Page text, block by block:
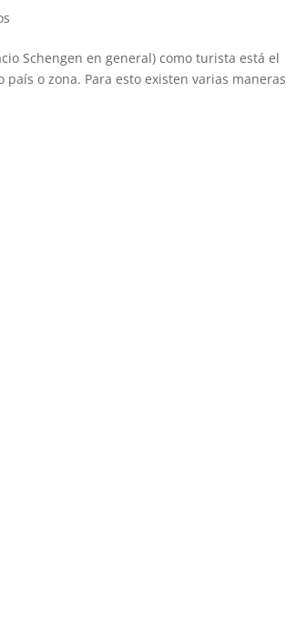
Schengen en general) como turista está el
o zona. Para esto existen varias maneras